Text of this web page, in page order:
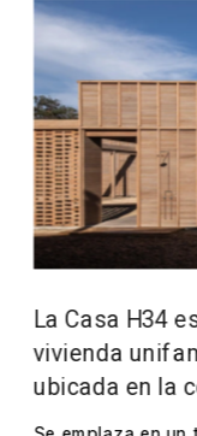
La Casa H34
vivienda
ubicada en la